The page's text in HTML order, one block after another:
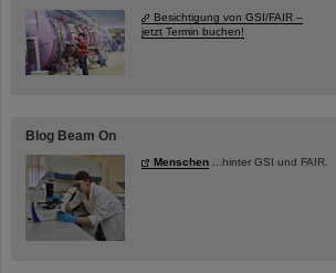
Besichtigung von GSI/FAIR –
jetzt Termin buchen!
Blog Beam On
Menschen ...hinter GSI und FAIR.